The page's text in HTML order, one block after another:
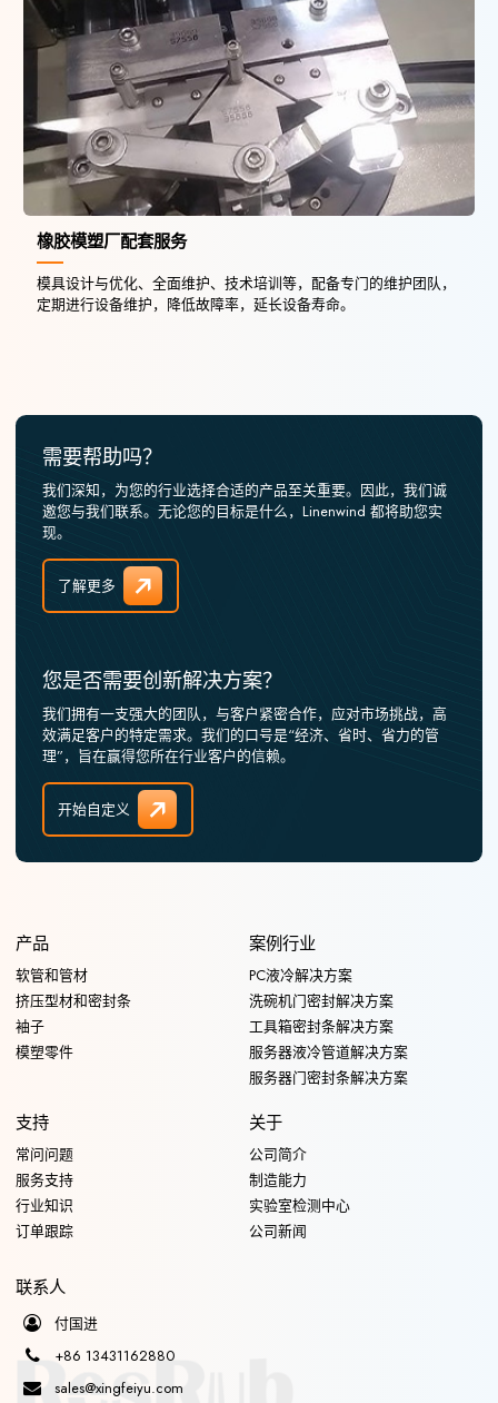
橡胶模塑厂配套服务
模具设计与优化、全面维护、技术培训等，配备专门的维护团队，
定期进行设备维护，降低故障率，延长设备寿命。
需要帮助吗？
我们深知，为您的行业选择合适的产品至关重要。因此，我们诚
邀您与我们联系。无论您的目标是什么，Linenwind 都将助您实
现。
了解更多
您是否需要创新解决方案？
我们拥有一支强大的团队，与客户紧密合作，应对市场挑战，高
效满足客户的特定需求。我们的口号是“经济、省时、省力的管
理”，旨在赢得您所在行业客户的信赖。
开始自定义
产品
软管和管材
挤压型材和密封条
袖子
模塑零件
案例行业
PC液冷解决方案
洗碗机门密封解决方案
工具箱密封条解决方案
服务器液冷管道解决方案
服务器门密封条解决方案
支持
常问问题
服务支持
行业知识
订单跟踪
关于
公司简介
制造能力
实验室检测中心
公司新闻
联系人
付国进
+86 13431162880
sales@xingfeiyu.com